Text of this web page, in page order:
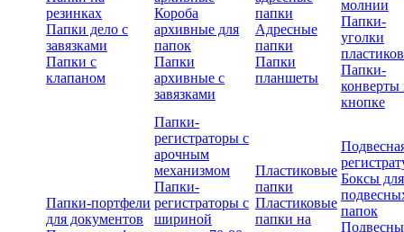
резинках
Папки дело с
завязками
Папки с
клапаном
Короба
архивные для
папок
Папки
архивные с
завязками
папки
Адресные
папки
Папки
планшеты
молнии
Папки-
уголки
Папки-
конверты
кнопке
Папки-портфели
для документов
Папки-
регистраторы с
арочным
механизмом
Папки-
регистраторы с
шириной
Пластиковые
папки
Пластиковые
папки на
Боксы для
папок